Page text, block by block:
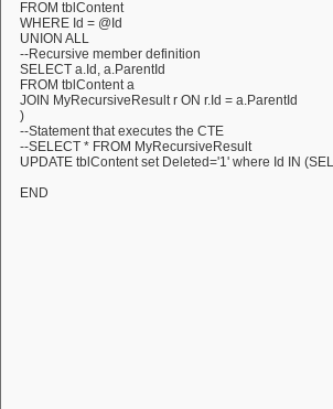
FROM tblContent
WHERE Id = @Id
UNION ALL
--Recursive member definition
SELECT a.Id, a.ParentId
FROM tblContent a
JOIN MyRecursiveResult r ON r.Id = a.ParentId
)
--Statement that executes the CTE
--SELECT * FROM MyRecursiveResult
UPDATE tblContent set Deleted='1' where Id IN
END